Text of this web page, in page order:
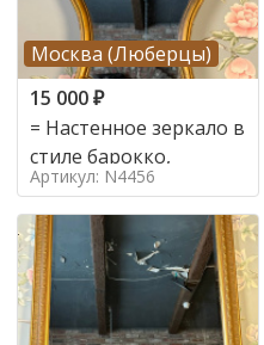
Москва (Люберцы)
15 000₽
= Настенное зеркало в
стиле барокко,
Артикул: N4456